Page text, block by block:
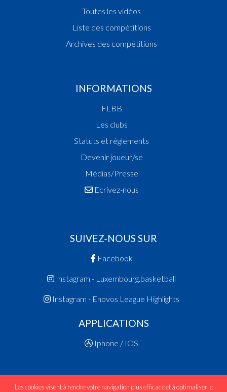
Toutes les vidéos
Liste des compétitions
Archives des compétitions
INFORMATIONS
FLBB
Les clubs
Statuts et réglements
Devenir joueur/se
Médias/Presse
Ecrivez-nous
SUIVEZ-NOUS SUR
Facebook
Instagram - Luxembourg.basketball
Instagram - Enovos League Highlights
APPLICATIONS
Iphone / IOS
Les cookies visent à rendre votre navigation plus efficace et à optimaliser le